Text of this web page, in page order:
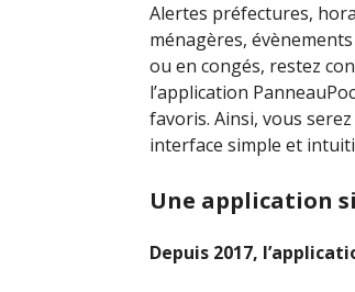
Alertes préfectures,
ménagères,
ou en congés, restez
l’application
favoris. Ainsi, vous
interface simple et
Une application
Depuis 2017,